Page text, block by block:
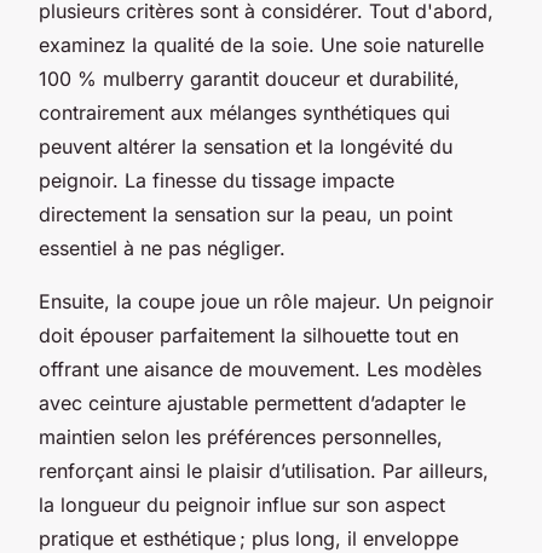
plusieurs critères sont à considérer. Tout d'abord,
examinez la qualité de la soie. Une soie naturelle
100 % mulberry garantit douceur et durabilité,
contrairement aux mélanges synthétiques qui
peuvent altérer la sensation et la longévité du
peignoir. La finesse du tissage impacte
directement la sensation sur la peau, un point
essentiel à ne pas négliger.
Ensuite, la coupe joue un rôle majeur. Un peignoir
doit épouser parfaitement la silhouette tout en
offrant une aisance de mouvement. Les modèles
avec ceinture ajustable permettent d’adapter le
maintien selon les préférences personnelles,
renforçant ainsi le plaisir d’utilisation. Par ailleurs,
la longueur du peignoir influe sur son aspect
pratique et esthétique ; plus long, il enveloppe